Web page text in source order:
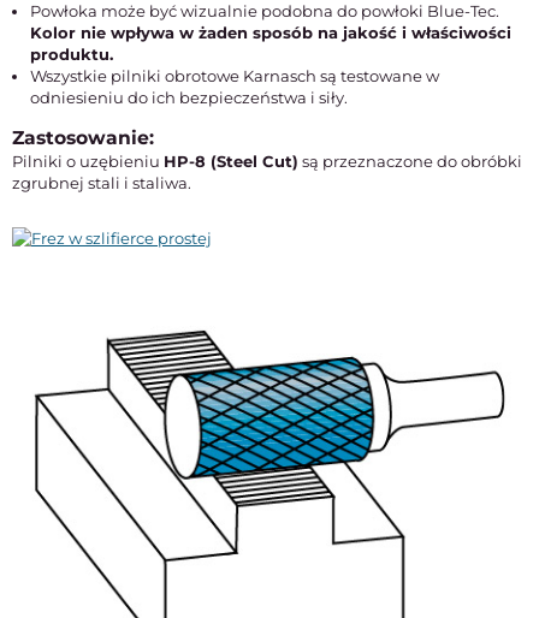
Powłoka może być wizualnie podobna do powłoki Blue-Tec.
Kolor nie wpływa w żaden sposób na jakość i właściwości
produktu.
Wszystkie pilniki obrotowe Karnasch są testowane w
odniesieniu do ich bezpieczeństwa i siły.
Zastosowanie:
Pilniki o uzębieniu HP-8 (Steel Cut) są przeznaczone do obróbki
zgrubnej stali i staliwa.